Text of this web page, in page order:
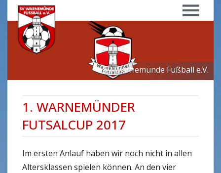
Menü
SV Warnemünde Fußball e.V.
1. WARNEMÜNDER
FUTSALCUP 2017
Im ersten Anlauf haben wir noch nicht in allen
Altersklassen spielen können. An den vier